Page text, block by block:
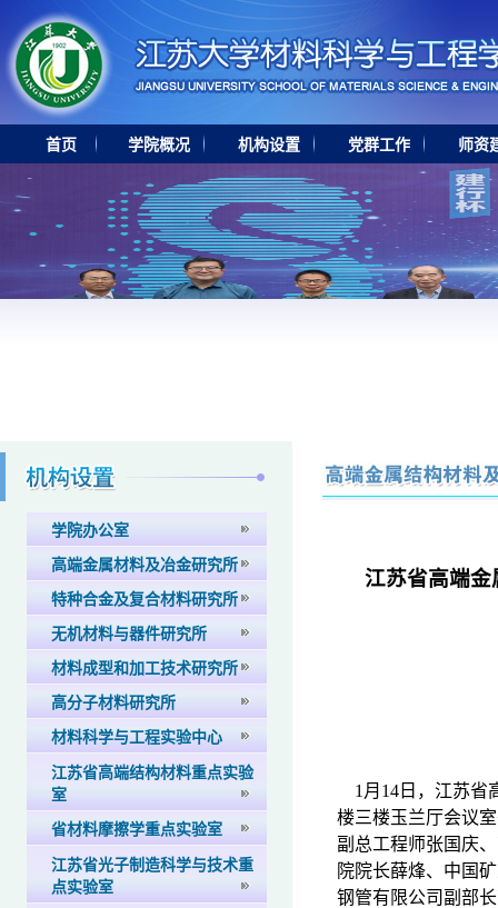
首页 学院概况 机构设置 党群工作 师资
学院办公室
高端金属材料及冶金研究所
特种合金及复合材料研究所
无机材料与器件研究所
材料成型和加工技术研究所
高分子材料研究所
材料科学与工程实验中心
江苏省高端结构材料重点实验
室
省材料摩擦学重点实验室
江苏省光子制造科学与技术重
点实验室
江苏省高端金
1 月 14 日，江苏省
楼三楼玉兰厅会议
副总工程师张国庆
院院长薛烽、中国
钢管有限公司副部